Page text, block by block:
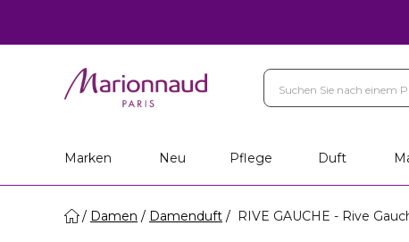
Marken Neu Pflege Duft
Damen Damenduft RIVE GAUCHE - Rive